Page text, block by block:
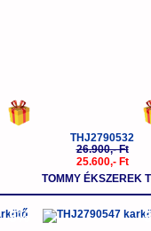
THJ2790532
26.900,- Ft
25.600,- Ft
TOMMY ÉKSZEREK
-5% -